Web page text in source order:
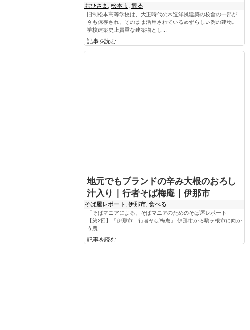
おひさま , 松本市, 観る
旧制松本高等学校は、大正時代の木造洋風建築の校舎の一部が
今も保存され、そのまま活用されているめずらしい例の建物。
学校建築史上貴重な建築物とし...
記事を読む
地元でもブランドの辛み大根のおろし
汁入り｜行者そば梅庵｜伊那市
そば屋レポート 伊那市 食べる
「そばマニアによる、そばマニアのためのそば屋レポート」
【第2回】「伊那市 行者そば梅庵」 伊那市から駒ヶ根市に向か
う農...
記事を読む